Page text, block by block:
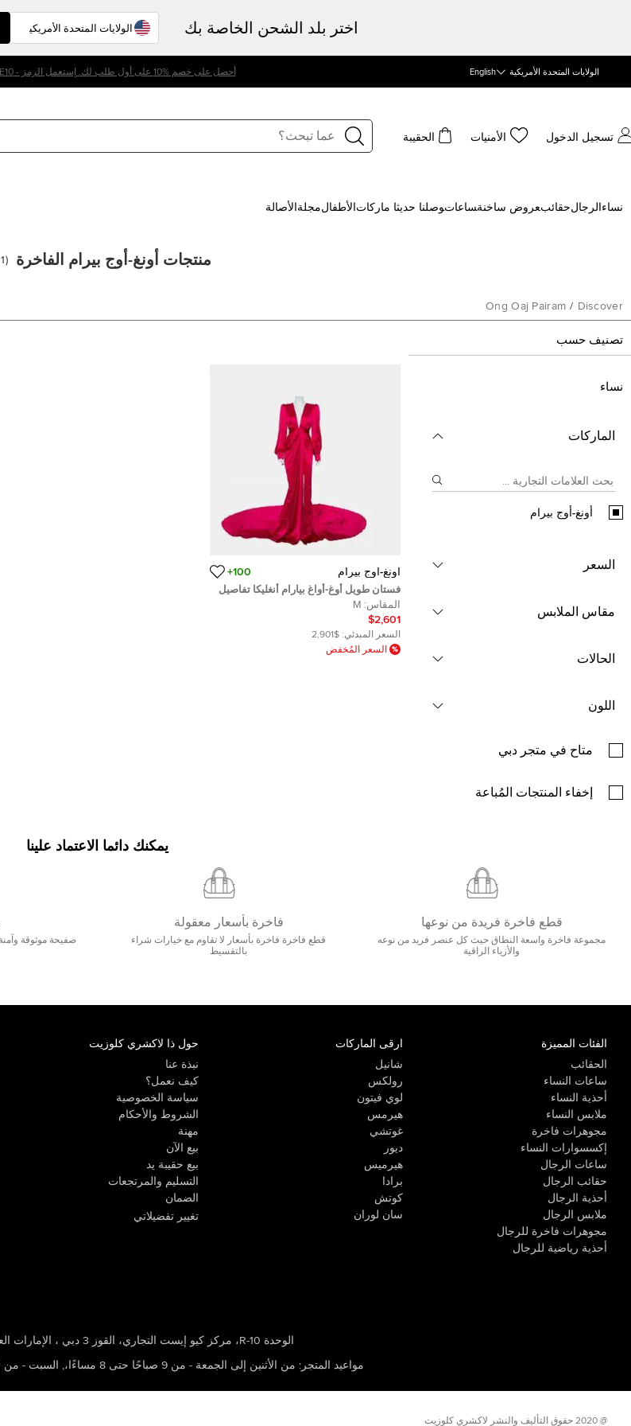
اختر بلد الشحن الخاصة بك
الولايات المتحدة الأمريكية English أحصل على خصم %10 على أول طلب لك. إستعمل الرمز - WELCOME10
تسجيل الدخول الأمنيات الحقيبة
نساء الرجالحقائب‍عروض ساخنة‍ساعات‍وصلنا حديثا ‍ ماركات الأطفالمجلة الأصالة
منتجات أونغ-أوج بيرام الفاخرة (
1
Discover
/
Ong Oaj Pairam
تصنيف حسب
نساء
الماركات
أونغ-أوج بيرام
السعر
مقاس الملابس
الحالات
اللون
متاح في متجر دبي
إخفاء المنتجات المُباعة
أونغ-أوج بيرام 100+
فستان طويل أوغ-أواغ بيارام أنغليكا تفاصيل
تريل رقبة بحمالات ساتان حرير وردي فوشيا
مقاس متوسط - ميديوم
المقاس: M
$2,601
السعر المبدئي: $2,901
السعر المُخفض
يمكنك دائما الاعتماد علينا
قطع فاخرة فريدة من نوعها
مجموعة فاخرة واسعة النطاق حيث كل عنصر فريد من نوعه
والأزياء الراقية
فاخرة بأسعار معقولة
قطع فاخرة فاخرة بأسعار لا تقاوم مع خيارات شراء
بالتقسيط
الفئات المميزة
الحقائب
ساعات النساء
أحذية النساء
ملابس النساء
مجوهرات فاخرة
إكسسوارات النساء
ساعات الرجال
حقائب الرجال
أحذية الرجال
ملابس الرجال
مجوهرات فاخرة للرجال
أحذية رياضية للرجال
ارقى الماركات
شانيل
رولكس
لوي فيتون
هيرمس
غوتشي
ديور
هيرميس
برادا
كوتش
سان لوران
حول ذا لاكشري كلوزيت
نبذة عنا
كيف نعمل؟
سياسة الخصوصية
الشروط والأحكام
مهنة
بيع الآن
بيع حقيبة يد
التسليم والمرتجعات
الضمان
تغيير تفضيلاتي
الوحدة R-10، مركز كيو إيست التجاري، القوز 3 دبي ، الإمارات العربية المتحدة 502626
مواعيد المتجر : من الأثنين إلى الجمعة - من 9 صباحًا حتى 8 مساءًا، , السبت - من 10 صباحًا حتى 8 مساءًا،
@ 2020 حقوق التأليف والنشر لاكشري كلوزيت